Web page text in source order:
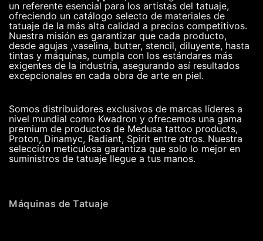
un referente esencial para los artistas del tatuaje,
ofreciendo un catálogo selecto de materiales de
tatuaje de la más alta calidad a precios competitivos.
Nuestra misión es garantizar que cada producto,
desde agujas ,vaselina, butter, stencil, diluyente, hasta
tintas y máquinas, cumpla con los estándares más
exigentes de la industria, asegurando así resultados
excepcionales en cada obra de arte en piel.
Somos distribuidores exclusivos de marcas líderes a
nivel mundial como Kwadron y ofrecemos una gama
premium de productos de Medusa tattoo products,
Proton, Dinamyc, Radiant, Spirit entre otros. Nuestra
selección meticulosa garantiza que solo lo mejor en
suministros de tatuaje llegue a tus manos.
Máquinas de Tatuaje